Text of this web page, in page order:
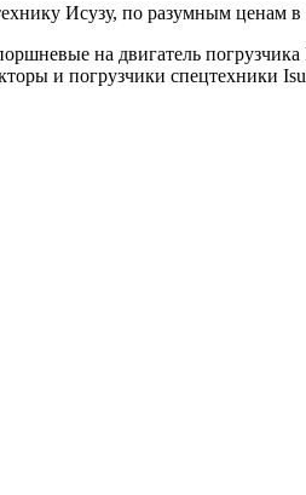
Исузу, по разумным ценам в
на двигатель
и погрузчики спецтехники